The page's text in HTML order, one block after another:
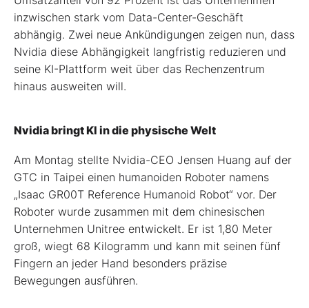
inzwischen stark vom Data-Center-Geschäft
abhängig. Zwei neue Ankündigungen zeigen nun, dass
Nvidia diese Abhängigkeit langfristig reduzieren und
seine KI-Plattform weit über das Rechenzentrum
hinaus ausweiten will.
Nvidia bringt KI in die physische Welt
Am Montag stellte Nvidia-CEO Jensen Huang auf der
GTC in Taipei einen humanoiden Roboter namens
„Isaac GR00T Reference Humanoid Robot“ vor. Der
Roboter wurde zusammen mit dem chinesischen
Unternehmen Unitree entwickelt. Er ist 1,80 Meter
groß, wiegt 68 Kilogramm und kann mit seinen fünf
Fingern an jeder Hand besonders präzise
Bewegungen ausführen.